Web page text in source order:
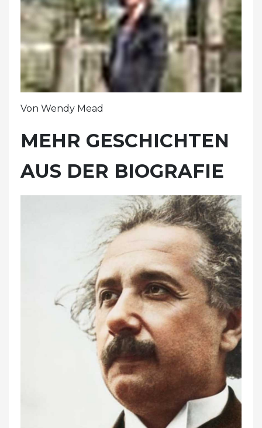
Von Wendy Mead
MEHR GESCHICHTEN
AUS DER BIOGRAFIE